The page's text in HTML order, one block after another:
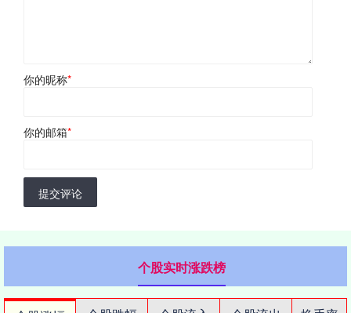
你的昵称*
你的邮箱*
提交评论
个股实时涨跌榜